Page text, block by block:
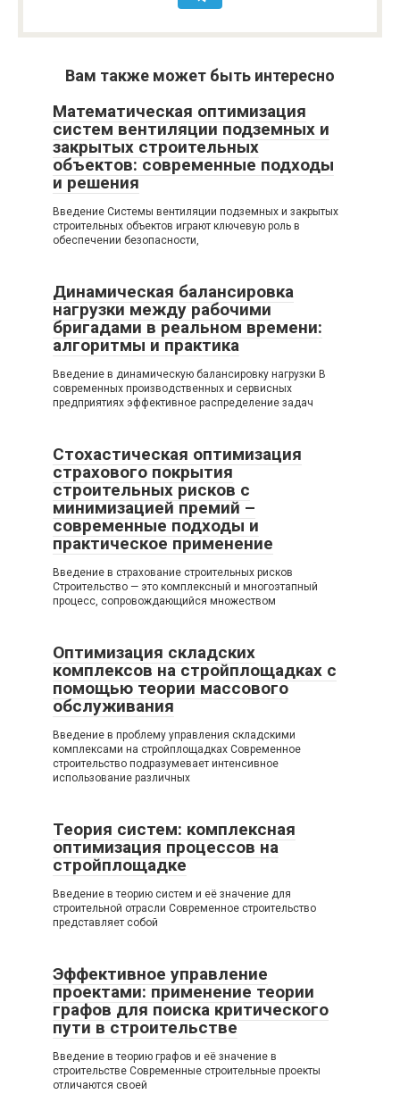
Вам также может быть интересно
Математическая оптимизация
систем вентиляции подземных и
закрытых строительных
объектов: современные подходы
и решения
Введение Системы вентиляции подземных и закрытых
строительных объектов играют ключевую роль в
обеспечении безопасности,
Динамическая балансировка
нагрузки между рабочими
бригадами в реальном времени:
алгоритмы и практика
Введение в динамическую балансировку нагрузки В
современных производственных и сервисных
предприятиях эффективное распределение задач
Стохастическая оптимизация
страхового покрытия
строительных рисков с
минимизацией премий –
современные подходы и
практическое применение
Введение в страхование строительных рисков
Строительство — это комплексный и многоэтапный
процесс, сопровождающийся множеством
Оптимизация складских
комплексов на стройплощадках с
помощью теории массового
обслуживания
Введение в проблему управления складскими
комплексами на стройплощадках Современное
строительство подразумевает интенсивное
использование различных
Теория систем: комплексная
оптимизация процессов на
стройплощадке
Введение в теорию систем и её значение для
строительной отрасли Современное строительство
представляет собой
Эффективное управление
проектами: применение теории
графов для поиска критического
пути в строительстве
Введение в теорию графов и её значение в
строительстве Современные строительные проекты
отличаются своей